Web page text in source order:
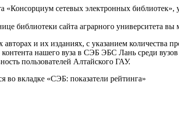
«Консорциум сетевых электронных библиотек»,
библиотеки сайта аграрного университета
и их изданиях, с указанием количества
контента нашего вуза в СЭБ ЭБС Лань среди
пользователей Алтайского ГАУ.
во вкладке «СЭБ: показатели рейтинга»